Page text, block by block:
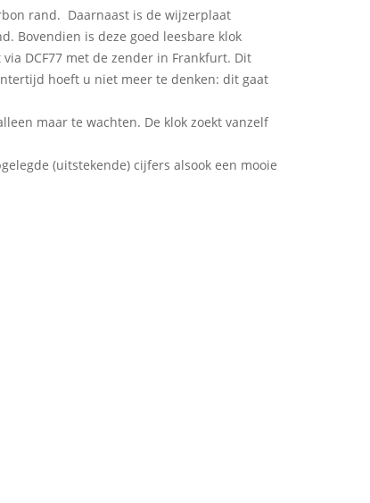
rand. Daarnaast is de wijzerplaat
Bovendien is deze goed leesbare klok
DCF77 met de zender in Frankfurt. Dit
hoeft u niet meer te denken: dit gaat
maar te wachten. De klok zoekt vanzelf
(uitstekende) cijfers alsook een mooie